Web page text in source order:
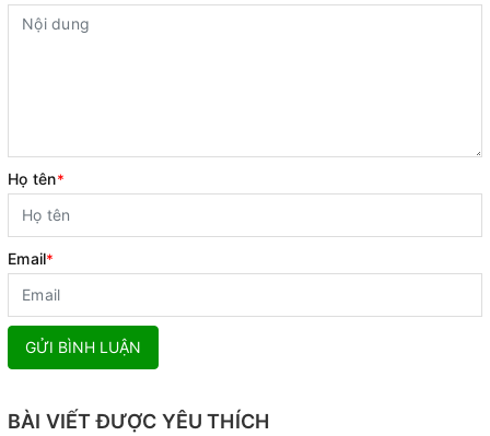
Họ tên*
Email*
GỬI BÌNH LUẬN
BÀI VIẾT ĐƯỢC YÊU THÍCH